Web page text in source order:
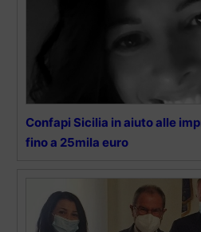
Confapi Sicilia in aiuto alle
fino a 25mila euro